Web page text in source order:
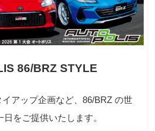
86/BRZ STYLE
アップ企画など、86/BRZ の世
をご提供いたします。